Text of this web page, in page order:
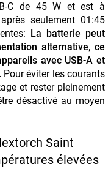
C de 45 W et est à
seulement 01:45
La batterie peut
alternative, ce
avec USB-A et
Pour éviter les courants
et rester pleinement
désactivé au moyen
Saint
élevées